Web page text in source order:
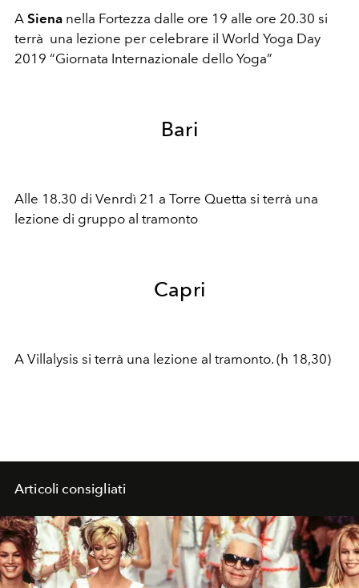
A Siena nella Fortezza dalle ore 19 alle ore 20.30 si
terrà una lezione per celebrare il World Yoga Day
2019 “Giornata Internazionale dello Yoga”
Bari
Alle 18.30 di Venrdì 21 a Torre Quetta si terrà una
lezione di gruppo al tramonto
Capri
A Villalysis si terrà una lezione al tramonto. (h 18,30)
Articoli consigliati